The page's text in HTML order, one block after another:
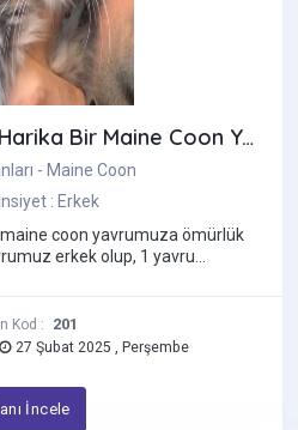
Devasa Patileriyle Harika Bir Maine Coon Yavrusu
- Maine Coon
: Erkek
coon yavrumuza ömürlük
erkek olup, 1 yavru
Kod : 201
27 Şubat 2025 , Perşembe
İncele